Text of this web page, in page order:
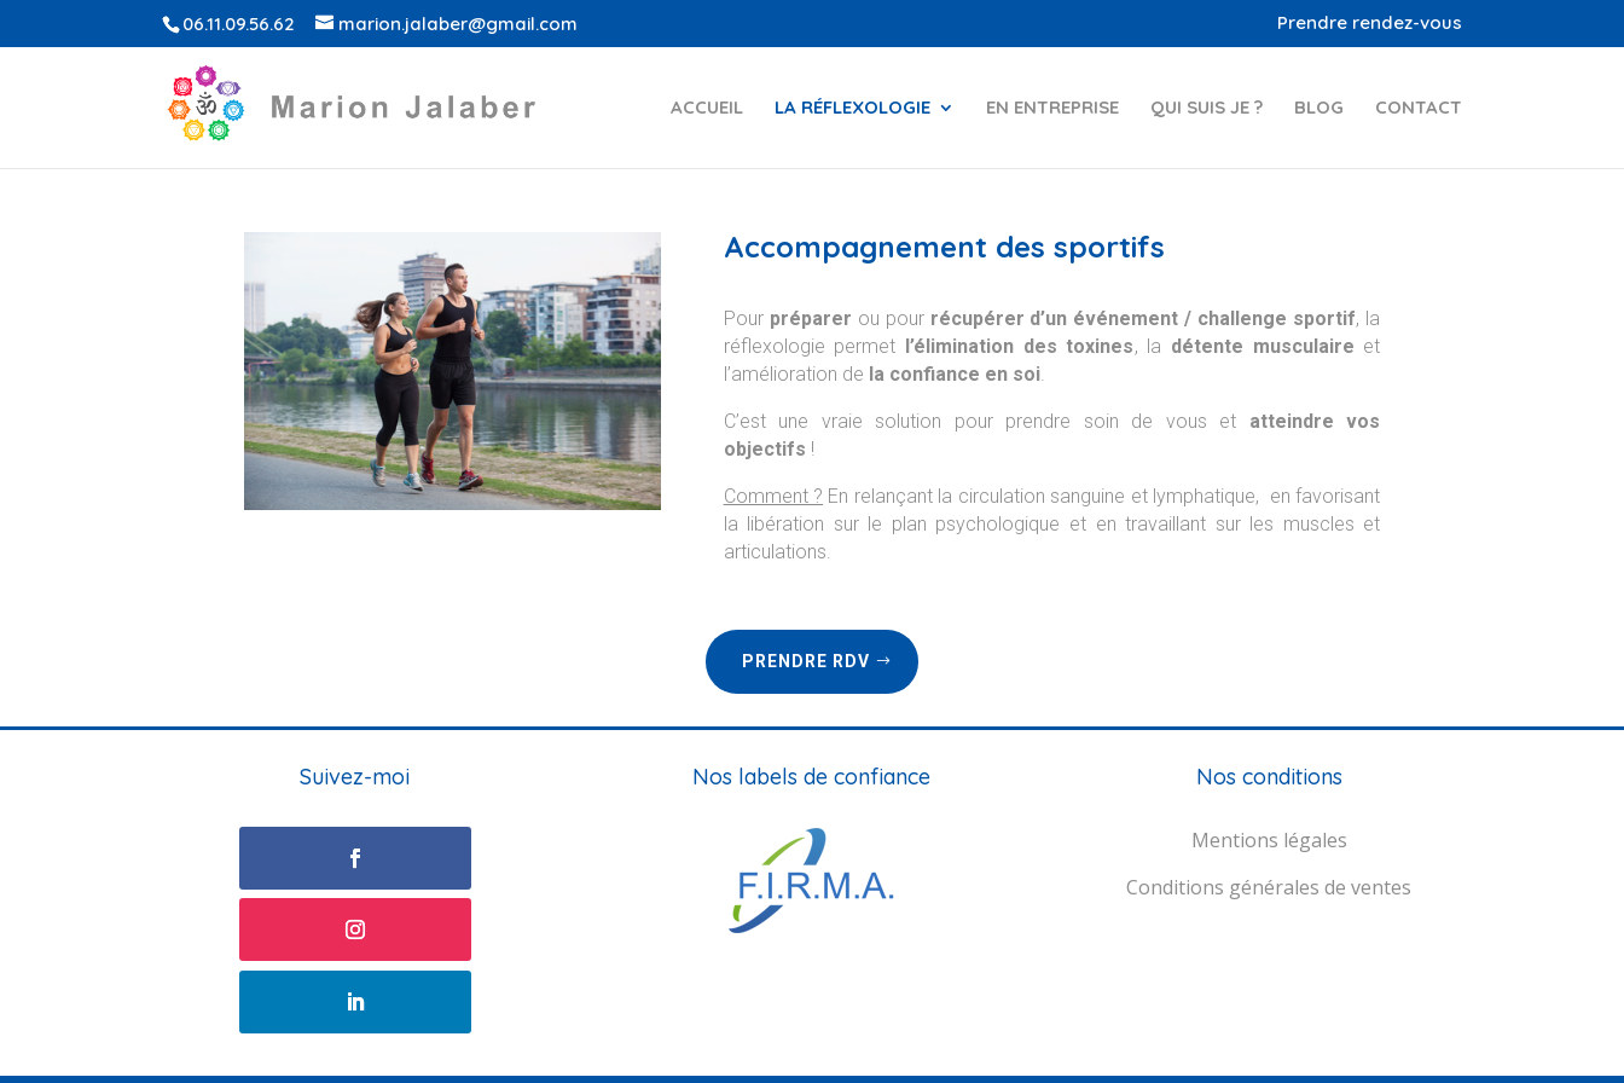
06.11.09.56.62 marion.jalaber@gmail.com Prendre rendez-vous
ACCUEIL LA RÉFLEXOLOGIE EN ENTREPRISE QUI SUIS JE ? BLOG CONTACT
Accompagnement des sportifs
Pour préparer ou pour récupérer d’un événement / challenge sportif, la
réflexologie permet l’élimination des toxines, la détente musculaire et
l’amélioration de la confiance en soi.
C’est une vraie solution pour prendre soin de vous et atteindre vos
objectifs !
Comment ? En relançant la circulation sanguine et lymphatique, en favorisant
la libération sur le plan psychologique et en travaillant sur les muscles et
articulations.
PRENDRE RDV
Suivez-moi Nos labels de confiance Nos conditions
Mentions légales
Conditions générales de ventes